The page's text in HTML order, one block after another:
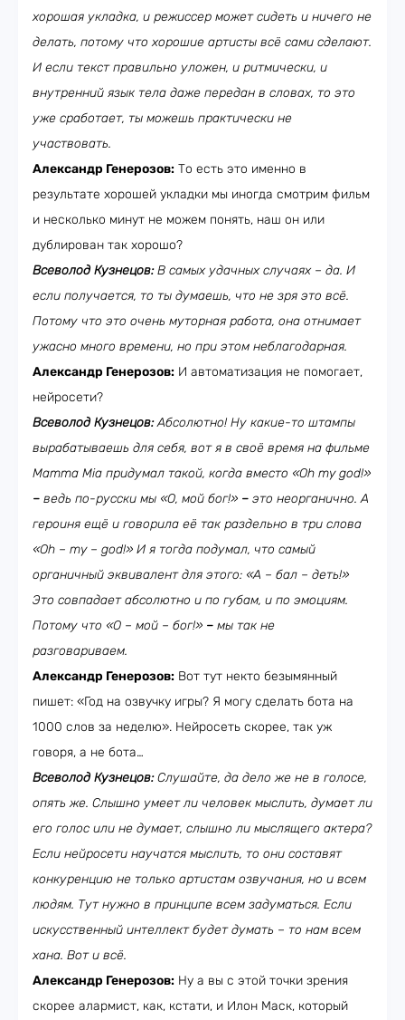
хорошая укладка, и режиссер может сидеть и ничего не
делать, потому что хорошие артисты всё сами сделают.
И если текст правильно уложен, и ритмически, и
внутренний язык тела даже передан в словах, то это
уже сработает, ты можешь практически не
участвовать.
Александр Генерозов: То есть это именно в
результате хорошей укладки мы иногда смотрим фильм
и несколько минут не можем понять, наш он или
дублирован так хорошо?
Всеволод Кузнецов:В самых удачных случаях – да. И
если получается, то ты думаешь, что не зря это всё.
Потому что это очень муторная работа, она отнимает
ужасно много времени, но при этом неблагодарная.
Александр Генерозов: И автоматизация не помогает,
нейросети?
Всеволод Кузнецов:Абсолютно! Ну какие-то штампы
вырабатываешь для себя, вот я в своё время на фильме
Mamma Mia придумал такой, когда вместо «Oh mygod!»
– ведь по-русски мы «О, мой бог!» – это неорганично. А
героиня ещё и говорила её так раздельно в три слова
«Oh – my– god!» И я тогда подумал, что самый
органичный эквивалент для этого: «А – бал – деть!»
Это совпадает абсолютно и по губам, и по эмоциям.
Потому что «О – мой – бог!» – мы так не
разговариваем.
Александр Генерозов: Вот тут некто безымянный
пишет: «Год на озвучку игры? Я могу сделать бота на
1000 слов за неделю». Нейросеть скорее, так уж
говоря, а не бота…
Всеволод Кузнецов:Слушайте, да дело же не в голосе,
опять же. Слышно умеет ли человек мыслить, думает ли
его голос или не думает, слышно ли мыслящего актера?
Если нейросети научатся мыслить, то они составят
конкуренцию не только артистам озвучания, но и всем
людям. Тут нужно в принципе всем задуматься. Если
искусственный интеллект будет думать – то нам всем
хана. Вот и всё.
Александр Генерозов: Ну а вы с этой точки зрения
скорее алармист, как, кстати, и Илон Маск, который